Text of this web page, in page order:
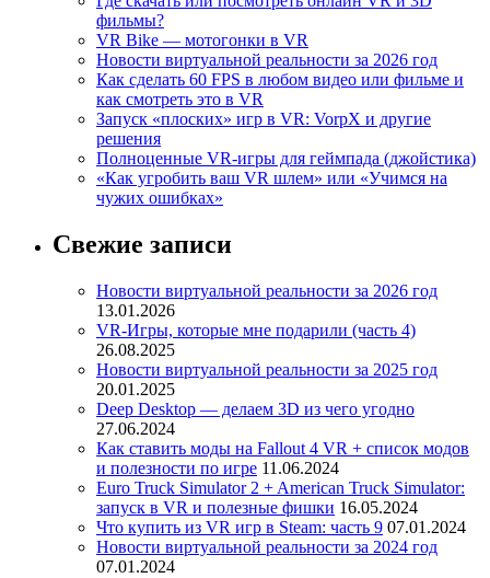
фильмы?
VR Bike — мотогонки в VR
Новости виртуальной реальности за 2026 год
Как сделать 60 FPS в любом видео или фильме и
как смотреть это в VR
Запуск «плоских» игр в VR: VorpX и другие
решения
Полноценные VR-игры для геймпада (джойстика)
«Как угробить ваш VR шлем» или «Учимся на
чужих ошибках»
Свежие записи
Новости виртуальной реальности за 2026 год
13.01.2026
VR-Игры, которые мне подарили (часть 4)
26.08.2025
Новости виртуальной реальности за 2025 год
20.01.2025
Deep Desktop — делаем 3D из чего угодно
27.06.2024
Как ставить моды на Fallout 4 VR + список модов
и полезности по игре 11.06.2024
Euro Truck Simulator 2 + American Truck Simulator:
запуск в VR и полезные фишки 16.05.2024
Что купить из VR игр в Steam: часть 9 07.01.2024
Новости виртуальной реальности за 2024 год
07.01.2024